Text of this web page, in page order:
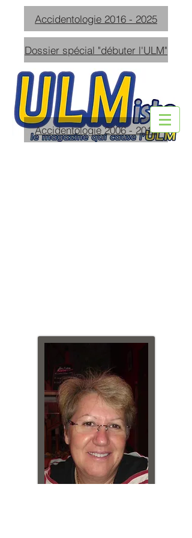
Accidentologie 2016 - 2025
Dossier spécial "débuter l'ULM"
Accidentologie 2006 - 2015